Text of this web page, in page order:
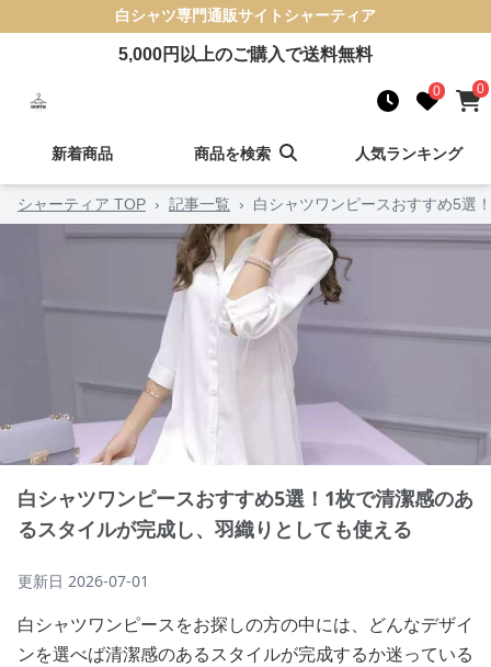
白シャツ専門通販サイト シャーティア
5,000円以上のご購入で送料無料
0 0
新着商品 商品を検索 人気ランキング
シャーティア TOP › 記事一覧 › 白シャツワンピースおすすめ5選
白シャツワンピースおすすめ5選！1枚で清潔感のあ
るスタイルが完成し、羽織りとしても使える
更新日 2026-07-01
白シャツワンピースをお探しの方の中には、どんなデザイ
ンを選べば清潔感のあるスタイルが完成するか迷っている